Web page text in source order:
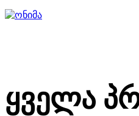
ᲧᲕᲔᲚᲐ